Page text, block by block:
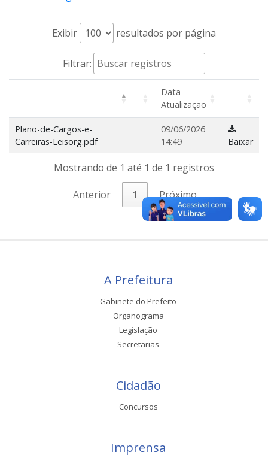
Exibir resultados por página
Filtrar:
Data
Atualização
Plano-de-Cargos-e-
Carreiras-Leisorg.pdf
09/06/2026
14:49
Baixar
Mostrando de 1 até 1 de 1 registros
Anterior 1 Próximo
A Prefeitura
Gabinete do Prefeito
Organograma
Legislação
Secretarias
Cidadão
Concursos
Imprensa